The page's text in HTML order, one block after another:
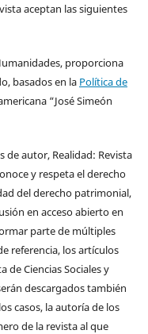
aceptan las siguientes
proporciona
basados en la Política de
“José Simeón
de autor, Realidad: Revista
y respeta el derecho
del derecho patrimonial,
en acceso abierto en
parte de múltiples
referencia, los artículos
de Ciencias Sociales y
descargados también
casos, la autoría de los
de la revista al que